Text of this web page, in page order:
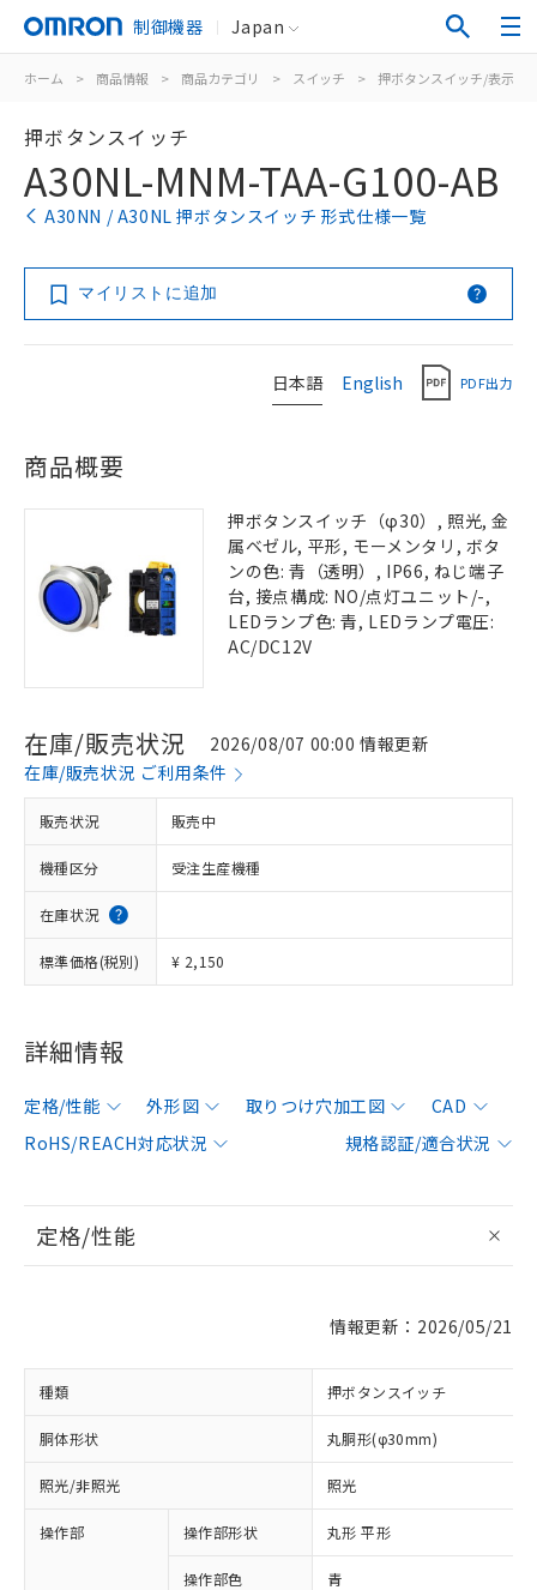
制御機器 Japan
ホーム > 商品情報 > 商品カテゴリ > スイッチ > 押ボタンスイッチ/表示灯
押ボタンスイッチ
A30NL-MNM-TAA-G100-AB
A30NN / A30NL 押ボタンスイッチ 形式仕様一覧
マイリストに追加
日本語 English PDF出力
商品概要
押ボタンスイッチ（φ30）, 照光, 金
属ベゼル, 平形, モーメンタリ, ボタ
ンの色: 青（透明）, IP66, ねじ端子
台, 接点構成: NO/点灯ユニット/-,
LEDランプ色: 青, LEDランプ電圧:
AC/DC12V
在庫/販売状況
2026/08/07 00:00 情報更新
在庫/販売状況 ご利用条件
販売状況 販売中
機種区分 受注生産機種
在庫状況
標準価格(税別) ¥ 2,150
詳細情報
定格/性能 外形図 取りつけ穴加工図
CAD
RoHS/REACH対応状況
規格認証/適合状況
定格/性能
情報更新：2026/05/21
種類 押ボタンスイッチ
胴体形状 丸胴形(φ30mm)
照光/非照光 照光
操作部 操作部形状 丸形 平形
操作部色 青